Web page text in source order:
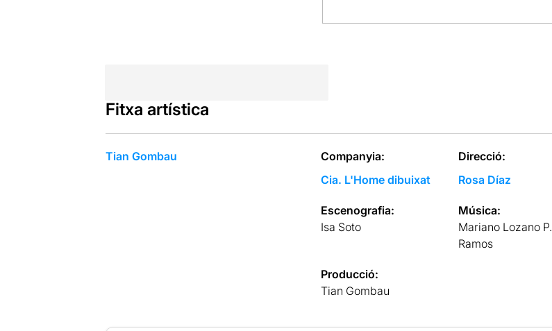
Fitxa artística
Tian Gombau
Companyia:
Cia. L'Home dibuixat
Direcció:
Rosa Díaz
Escenografia:
Isa Soto
Música:
Mariano Lozano P.
Ramos
Producció:
Tian Gombau